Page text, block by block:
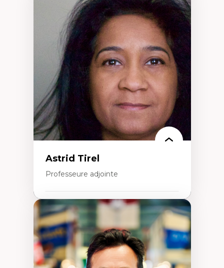
Expertises
Santé mondiale
Femme en contexte de pauvreté
Innovation
Participation citoyenne
Inégalités sociales santé
Migration
Santé de la reproduction
Développement durable
Astrid Tirel
Professeure adjointe
Expertises
Art
Anti-discrimination
Décolonisation de l’enseignement, de la
recherche, des institutions administratives
et syndicales
Pluralisme épistémologique et